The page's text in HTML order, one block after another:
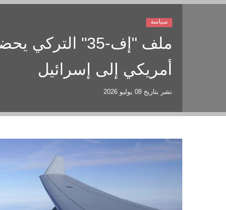
ملف "إف-35"
أمريكي إلى إسرائيل
نشر بتاريخ 08 يوليو 2026
سياسة